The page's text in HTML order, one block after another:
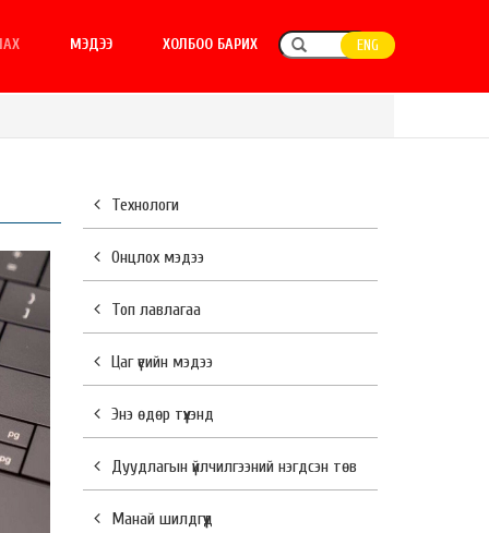
МЭДЭЭ ХОЛБОО БАРИХ ENG
Технологи
Онцлох мэдээ
Топ лавлагаа
Цаг үеийн мэдээ
Энэ өдөр түүхэнд
Дуудлагын үйлчилгээний нэгдсэн төв
Манай шилдгүүд